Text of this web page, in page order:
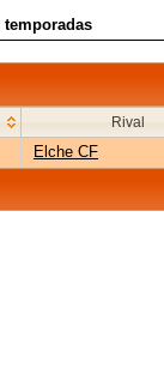
temporadas
Rival
Elche CF